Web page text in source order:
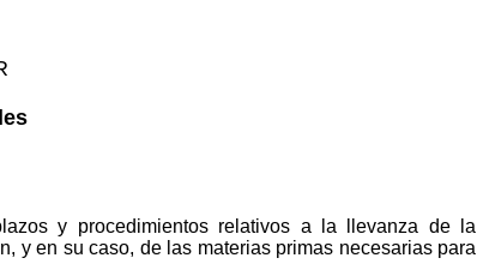
y procedimientos relativos a la llevanza de la
y en su caso, de las materias primas necesarias para